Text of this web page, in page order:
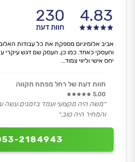
4.83
230
חוות דעת
2184943
אביב אלומיניום מספקת את כל עבודות
והעסקי כאחד. כמו כן, העסק שם דגש עיקרי
יחס אישי וליווי צמוד...
חוות דעת של רחל מפתח תקווה
5.00
״משה היה מקצועי ועמד בזמנים.עשה
והמחיר היה טוב.״